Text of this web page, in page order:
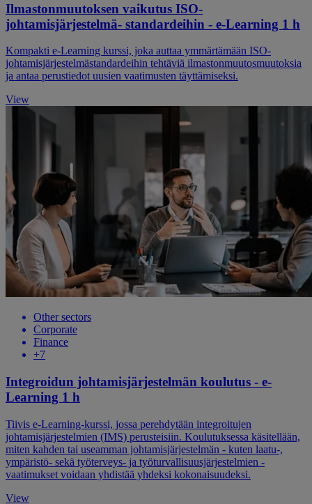
Ilmastonmuutoksen vaikutus ISO-
johtamisjärjestelmä- standardeihin - e-Learning 1 h
Kompakti e-Learning kurssi, joka auttaa ymmärtämään ISO-
johtamisjärjestelmästandardeihin tehtäviä ilmastonmuutosmuutoksia
ja antaa perustiedot uusien vaatimusten täyttämiseksi.
View
Other sectors
Corporate
Finance
+7
Integroidun johtamisjärjestelmän koulutus - e-
Learning 1 h
Tiivis e-Learning-kurssi, jossa perehdytään integroitujen
johtamisjärjestelmien (IMS) perusteisiin. Koulutuksessa käsitellään,
miten kahden tai useamman johtamisjärjestelmän - kuten laatu-,
ympäristö- sekä työterveys- ja työturvallisuusjärjestelmien -
vaatimukset voidaan yhdistää yhdeksi kokonaisuudeksi.
View